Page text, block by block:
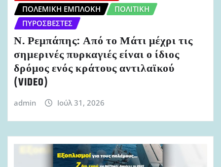
ΠΟΛΕΜΙΚΉ ΕΜΠΛΟΚΉ
ΠΟΛΙΤΙΚΉ
ΠΥΡΟΣΒΈΣΤΕΣ
Ν. Ρεμπάπης: Από το Μάτι μέχρι τις
σημερινές πυρκαγιές είναι ο ίδιος
δρόμος ενός κράτους αντιλαϊκού
(VIDEO)
admin Ιούλ 31, 2026